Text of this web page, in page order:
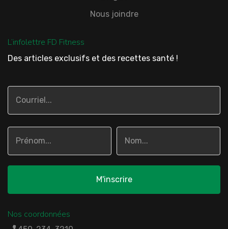
Nous joindre
L’infolettre FD Fitness
Des articles exclusifs et des recettes santé !
Nos coordonnées